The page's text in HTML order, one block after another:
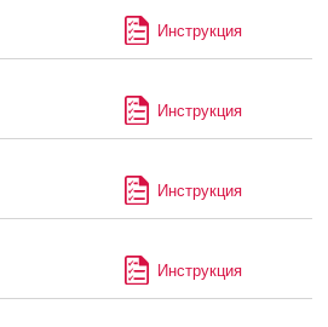
Инструкция
Инструкция
Инструкция
Инструкция